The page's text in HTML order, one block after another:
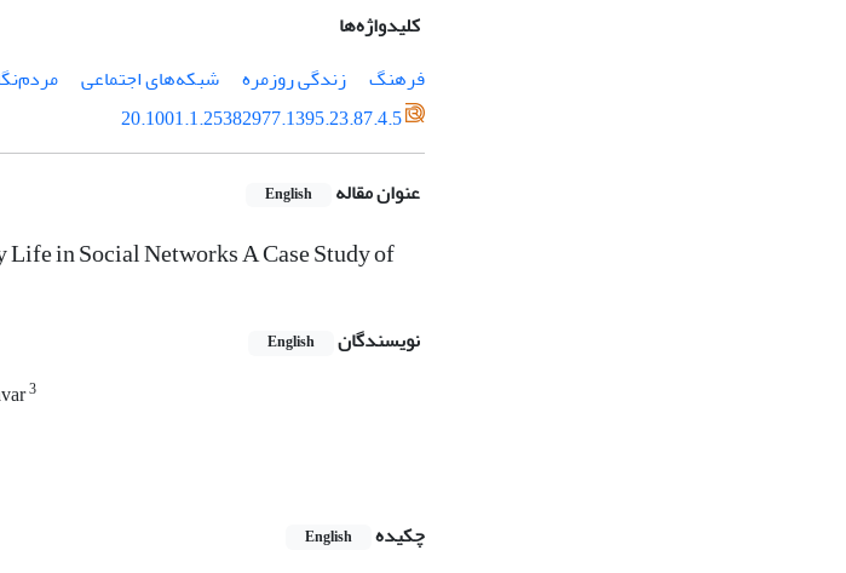
کلیدواژه‌ها
فرهنگ
زندگی روزمره شبکه‌های اجتماعی
20.1001.1.25382977.1395.23.87.4.5
عنوان مقاله English
in Social Networks A Case Study of
نویسندگان English
3
چکیده
English